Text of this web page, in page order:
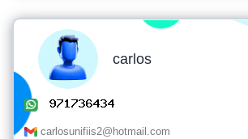
carlos
carlosunifiis2@hotmail.com